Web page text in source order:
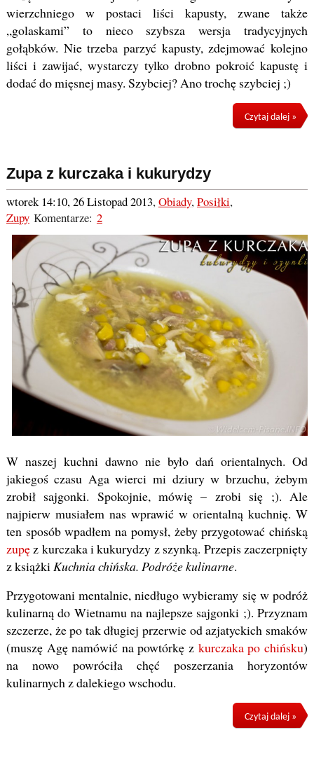
wierzchniego w postaci liści kapusty, zwane także
„golaskami” to nieco szybsza wersja tradycyjnych
gołąbków. Nie trzeba parzyć kapusty, zdejmować kolejno
liści i zawijać, wystarczy tylko drobno pokroić kapustę i
dodać do mięsnej masy. Szybciej? Ano trochę szybciej ;)
Czytaj dalej »
Zupa z kurczaka i kukurydzy
wtorek 14:10, 26 Listopad 2013,Obiady,Posiłki,
ZupyKomentarze: 2
W naszej kuchni dawno nie było dań orientalnych. Od
jakiegoś czasu Aga wierci mi dziury w brzuchu, żebym
zrobił sajgonki. Spokojnie, mówię – zrobi się ;). Ale
najpierw musiałem nas wprawić w orientalną kuchnię. W
ten sposób wpadłem na pomysł, żeby przygotować chińską
zupęz kurczaka i kukurydzy z szynką. Przepis zaczerpnięty
z książkiKuchnia chińska. Podróże kulinarne.
Przygotowani mentalnie, niedługo wybieramy się w podróż
kulinarną do Wietnamu na najlepsze sajgonki ;). Przyznam
szczerze, że po tak długiej przerwie od azjatyckich smaków
(muszę Agę namówić na powtórkę z kurczaka po chińsku)
na nowo powróciła chęć poszerzania horyzontów
kulinarnych z dalekiego wschodu.
Czytaj dalej »